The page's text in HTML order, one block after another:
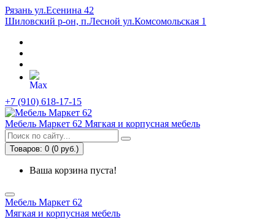
Рязань ул.Есенина 42
Шиловский р-он, п.Лесной ул.Комсомольская 1
+7 (910) 618-17-15
Мебель Маркет 62 Мягкая и корпусная мебель
Товаров: 0 (0 руб.)
Ваша корзина пуста!
Мебель Маркет 62
Мягкая и корпусная мебель